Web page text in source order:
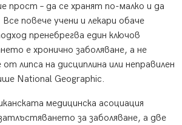
прост – да се хранят по-малко и да
повече учени и лекари обаче
пренебрегва един ключов
е хронично заболяване, а не
липса на дисциплина или неправилен
National Geographic.
медицинска асоциация
за заболяване, а две